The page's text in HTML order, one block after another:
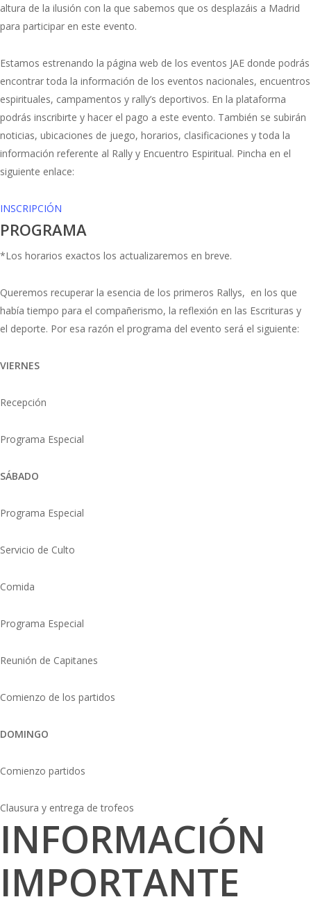
altura de la ilusión con la que sabemos que os desplazáis a Madrid
para participar en este evento.
Estamos estrenando la página web de los eventos JAE donde podrás
encontrar toda la información de los eventos nacionales, encuentros
espirituales, campamentos y rally’s deportivos. En la plataforma
podrás inscribirte y hacer el pago a este evento. También se subirán
noticias, ubicaciones de juego, horarios, clasificaciones y toda la
información referente al Rally y Encuentro Espiritual. Pincha en el
siguiente enlace:
INSCRIPCIÓN
PROGRAMA
*Los horarios exactos los actualizaremos en breve.
Queremos recuperar la esencia de los primeros Rallys, en los que
había tiempo para el compañerismo, la reflexión en las Escrituras y
el deporte. Por esa razón el programa del evento será el siguiente:
VIERNES
Recepción
Programa Especial
SÁBADO
Programa Especial
Servicio de Culto
Comida
Programa Especial
Reunión de Capitanes
Comienzo de los partidos
DOMINGO
Comienzo partidos
Clausura y entrega de trofeos
INFORMACIÓN
IMPORTANTE